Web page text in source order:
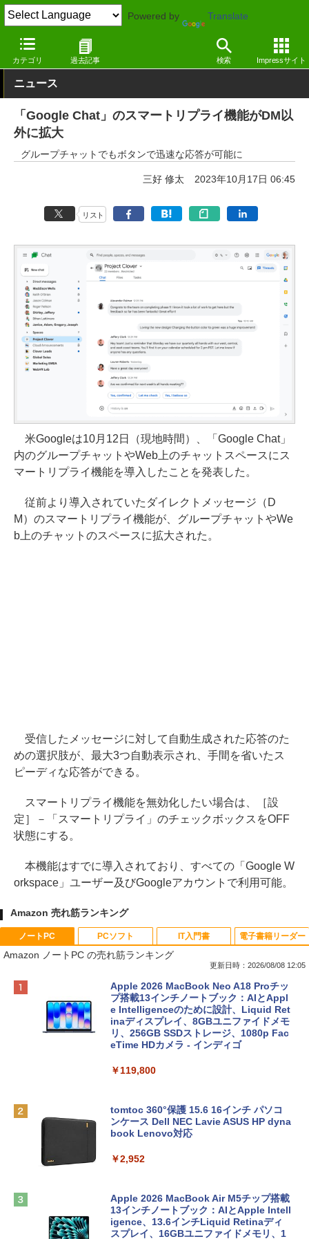
Powered by Translate
カテゴリ 過去記事 検索 Impressサイト
窓の杜 オフィス・ドキュメント Windows
ニュース
「Google Chat」のスマートリプライ機能がDM以
外に拡大
グループチャットでもボタンで迅速な応答が可能に
三好 修太 2023年10月17日 06:45
リスト
米Googleは10月12日（現地時間）、「Google Chat」
内のグループチャットやWeb上のチャットスペースにス
マートリプライ機能を導入したことを発表した。
従前より導入されていたダイレクトメッセージ（D
M）のスマートリプライ機能が、グループチャットやWe
b上のチャットのスペースに拡大された。
受信したメッセージに対して自動生成された応答のた
めの選択肢が、最大3つ自動表示され、手間を省いたス
ピーディな応答ができる。
スマートリプライ機能を無効化したい場合は、［設
定］－「スマートリプライ」のチェックボックスをOFF
状態にする。
本機能はすでに導入されており、すべての「Google W
orkspace」ユーザー及びGoogleアカウントで利用可能。
Amazon 売れ筋ランキング
ノートPC
Amazon ノートPC の売れ筋ランキング
更新日時：2026/08/08 12:05
Apple 2026 MacBook Neo A18 Proチッ
プ搭載13インチノートブック：AIとAppl
e Intelligenceのために設計、Liquid Ret
inaディスプレイ、8GBユニファイドメモ
リ、256GB SSDストレージ、1080p Fac
eTime HDカメラ - インディゴ
￥119,800
tomtoc 360°保護 15.6 16インチ パソコ
ンケース Dell NEC Lavie ASUS HP dyna
book Lenovo対応
￥2,952
Apple 2026 MacBook Air M5チップ搭載
13インチノートブック：AIとApple Intell
igence、13.6インチLiquid Retinaディ
スプレイ、16GBユニファイドメモリ、1
PCソフト IT入門書 電子書籍リーダー